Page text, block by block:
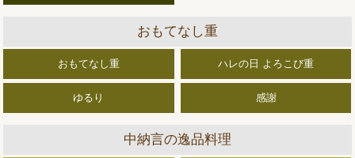
おもてなし重
おもてなし重 ハレの日 よろこび重
ゆるり 感謝
中納言の逸品料理